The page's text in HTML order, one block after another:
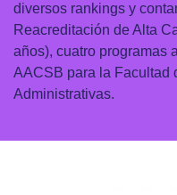
diversos rankings y
Reacreditación de Alta
años), cuatro programas
AACSB para la Facultad
Administrativas.